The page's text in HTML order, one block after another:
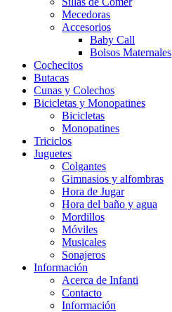
Mecedoras
Accesorios
Baby Call
Bolsos Maternales
Cochecitos
Butacas
Cunas y Colechos
Bicicletas y Monopatines
Bicicletas
Monopatines
Triciclos
Juguetes
Colgantes
Gimnasios y alfombras
Hora de Jugar
Hora del baño y agua
Mordillos
Móviles
Musicales
Sonajeros
Información
Acerca de Infanti
Contacto
Información